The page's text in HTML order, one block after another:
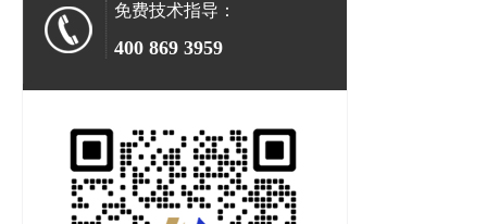
免费技术指导：
400 869 3959